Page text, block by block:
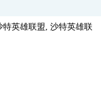
特英雄联盟, 沙特英雄联